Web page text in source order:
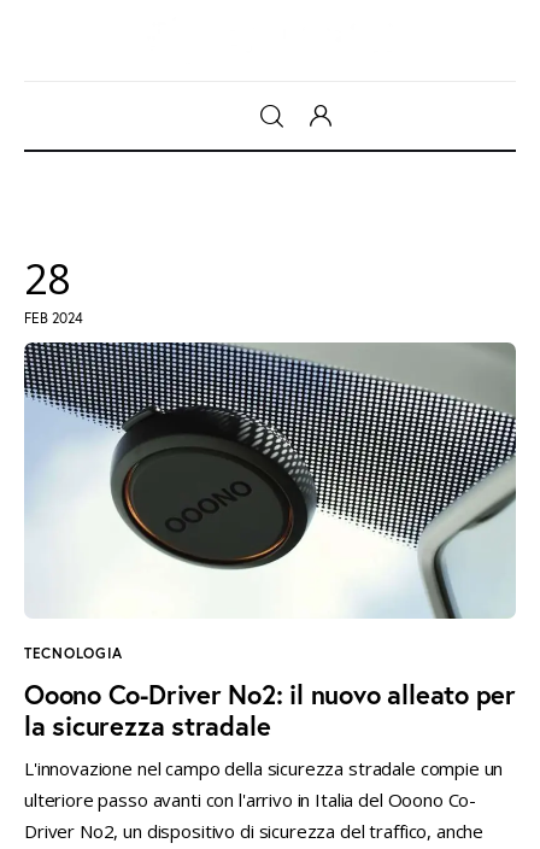
Intrattenimento
Web Log
28
FEB 2024
TECNOLOGIA
Ooono Co-Driver No2: il nuovo alleato per
la sicurezza stradale
L'innovazione nel campo della sicurezza stradale compie un
ulteriore passo avanti con l'arrivo in Italia del Ooono Co-
Driver No2, un dispositivo di sicurezza del traffico, anche